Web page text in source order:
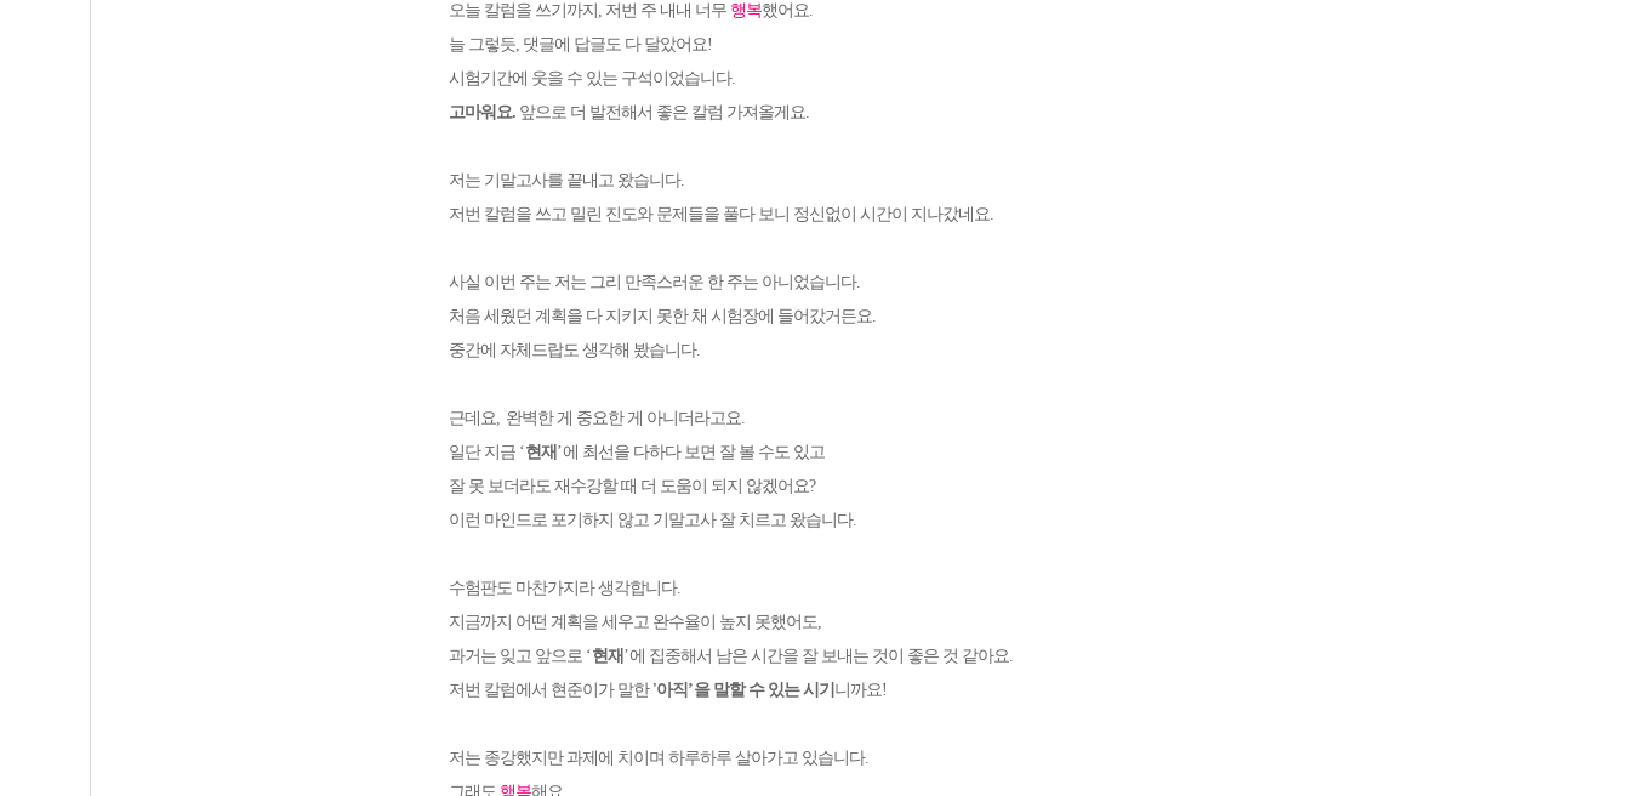
오늘 칼럼을 쓰기까지, 저번 주 내내 너무 행복했어요.
늘 그렇듯, 댓글에 답글도 다 달았어요!
시험기간에 웃을 수 있는 구석이었습니다.
고마워요. 앞으로 더 발전해서 좋은 칼럼 가져올게요.
저는 기말고사를 끝내고 왔습니다.
저번 칼럼을 쓰고 밀린 진도와 문제들을 풀다 보니 정신없이 시간이 지나갔네요.
사실 이번 주는 저는 그리 만족스러운 한 주는 아니었습니다.
처음 세웠던 계획을 다 지키지 못한 채 시험장에 들어갔거든요.
중간에 자체드랍도 생각해 봤습니다.
근데요, 완벽한 게 중요한 게 아니더라고요.
일단 지금 ‘현재 ’에 최선을 다하다 보면 잘 볼 수도 있고
잘 못 보더라도 재수강할 때 더 도움이 되지 않겠어요?
이런 마인드로 포기하지 않고 기말고사 잘 치르고 왔습니다.
수험판도 마찬가지라 생각합니다.
지금까지 어떤 계획을 세우고 완수율이 높지 못했어도,
과거는 잊고 앞으로 ‘현재 ’에 집중해서 남은 시간을 잘 보내는 것이 좋은 것 같아요.
저번 칼럼에서 현준이가 말한'아직’을 말할 수 있는 시기 니까요!
저는 종강했지만 과제에 치이며 하루하루 살아가고 있습니다.
그래도 행복해요